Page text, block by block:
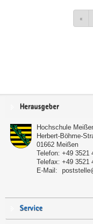
«
Service
Herausgeber
Hochschule
Herbert-Böhme-
01662 Meißen
Telefon: +49 3521
Telefax: +49 3521
E-Mail:
Service